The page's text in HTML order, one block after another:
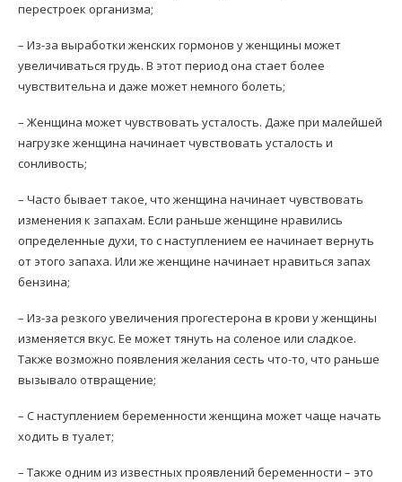
перестроек организма;
– Из-за выработки женских гормонов у женщины может
увеличиваться грудь. В этот период она стает более
чувствительна и даже может немного болеть;
– Женщина может чувствовать усталость. Даже при малейшей
нагрузке женщина начинает чувствовать усталость и
сонливость;
– Часто бывает такое, что женщина начинает чувствовать
изменения к запахам. Если раньше женщине нравились
определенные духи, то с наступлением ее начинает вернуть
от этого запаха. Или же женщине начинает нравиться запах
бензина;
– Из-за резкого увеличения прогестерона в крови у женщины
изменяется вкус. Ее может тянуть на соленое или сладкое.
Также возможно появления желания сесть что-то, что раньше
вызывало отвращение;
– С наступлением беременности женщина может чаще начать
ходить в туалет;
– Также одним из известных проявлений беременности – это